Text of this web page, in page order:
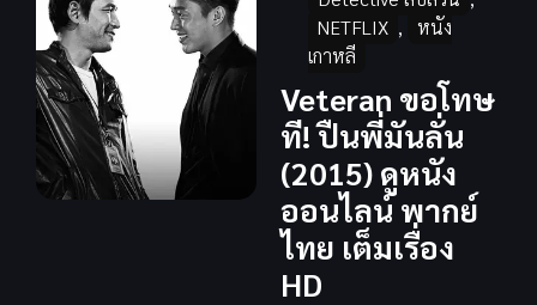
NETFLIX ,
หนัง
เกาหลี
Veteran ขอโทษ
ที! ปืนพี่มันลั่น
(2015) ดูหนัง
ออนไลน์ พากย์
ไทย เต็มเรื่อง
HD